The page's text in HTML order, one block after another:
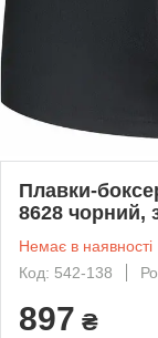
Плавки-
8628 чорний,
Немає в наявності
Код: 542-138
897 ₴